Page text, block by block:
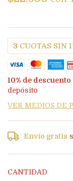
3 CUOTAS SIN
10% de descuento
depósito
VER MEDIOS DE
Envío gratis
CANTIDAD